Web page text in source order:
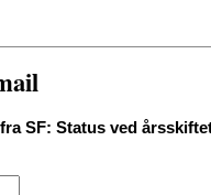
SF: Status ved